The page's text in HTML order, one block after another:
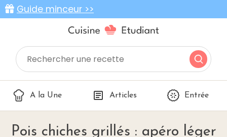
Guide minceur >>
A la Une Articles Entrée
Pois chiches grillés : apéro léger